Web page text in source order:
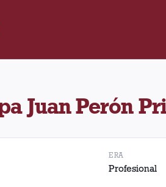
Juan Perón
ERA
Profesional